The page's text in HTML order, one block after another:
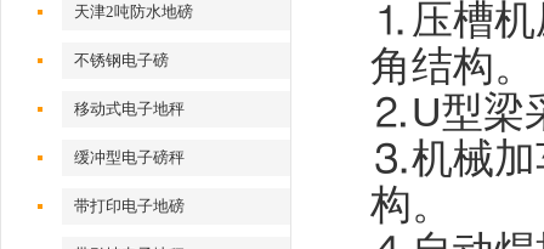
天津2吨防水地磅
不锈钢电子磅
移动式电子地秤
缓冲型电子磅秤
带打印电子地磅
⒈压槽机
角结构。
⒉U型梁
⒊机械加
构。